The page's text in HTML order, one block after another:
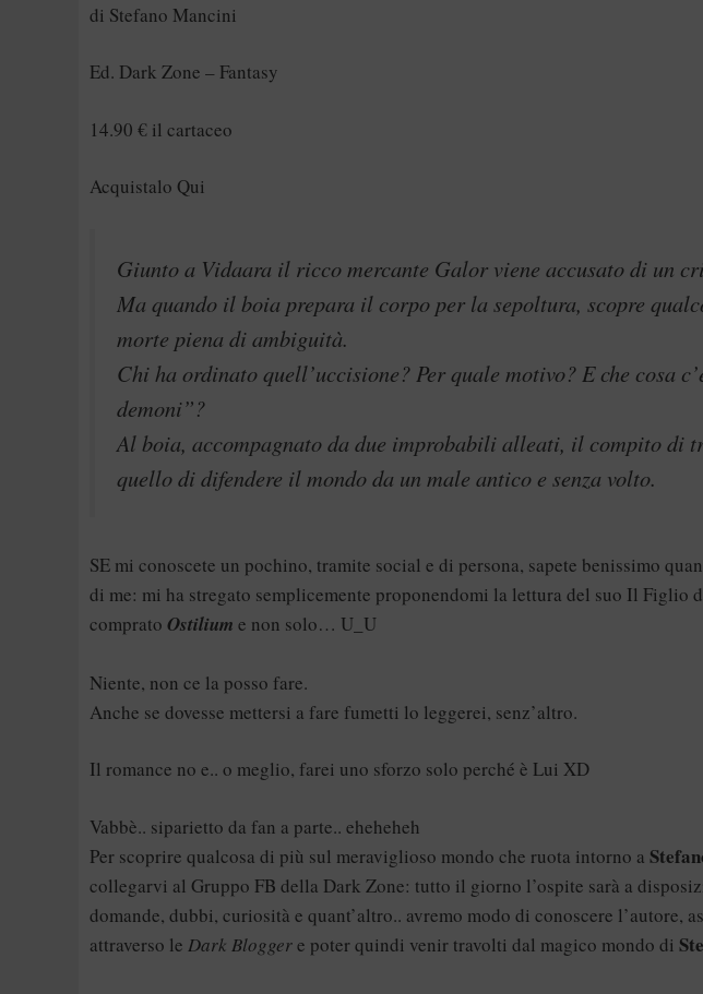
di Stefano Mancini
Ed. Dark Zone – Fantasy
14.90 € il cartaceo
Acquistalo Qui
Giunto a Vidaara il ricco mercante Galor viene accusato di un
Ma quando il boia prepara il corpo per la sepoltura, scopre
morte piena di ambiguità.
Chi ha ordinato quell’uccisione? Per quale motivo? E che cosa
demoni”?
Al boia, accompagnato da due improbabili alleati, il compito di
quello di difendere il mondo da un male antico e senza volto.
SE mi conoscete un pochino, tramite social e di persona, sapete benissimo
di me: mi ha stregato semplicemente proponendomi la lettura del suo Il Figlio
comprato Ostilium e non solo… U_U
Niente, non ce la posso fare.
Anche se dovesse mettersi a fare fumetti lo leggerei, senz’altro.
Il romance no e.. o meglio, farei uno sforzo solo perché è Lui XD
Vabbè.. siparietto da fan a parte.. eheheheh
Per scoprire qualcosa di più sul meraviglioso mondo che ruota intorno a
collegarvi al Gruppo FB della Dark Zone: tutto il giorno l’ospite sarà a
domande, dubbi, curiosità e quant’altro.. avremo modo di conoscere l’autore,
attraverso le Dark Bloggere poter quindi venir travolti dal magico mondo di